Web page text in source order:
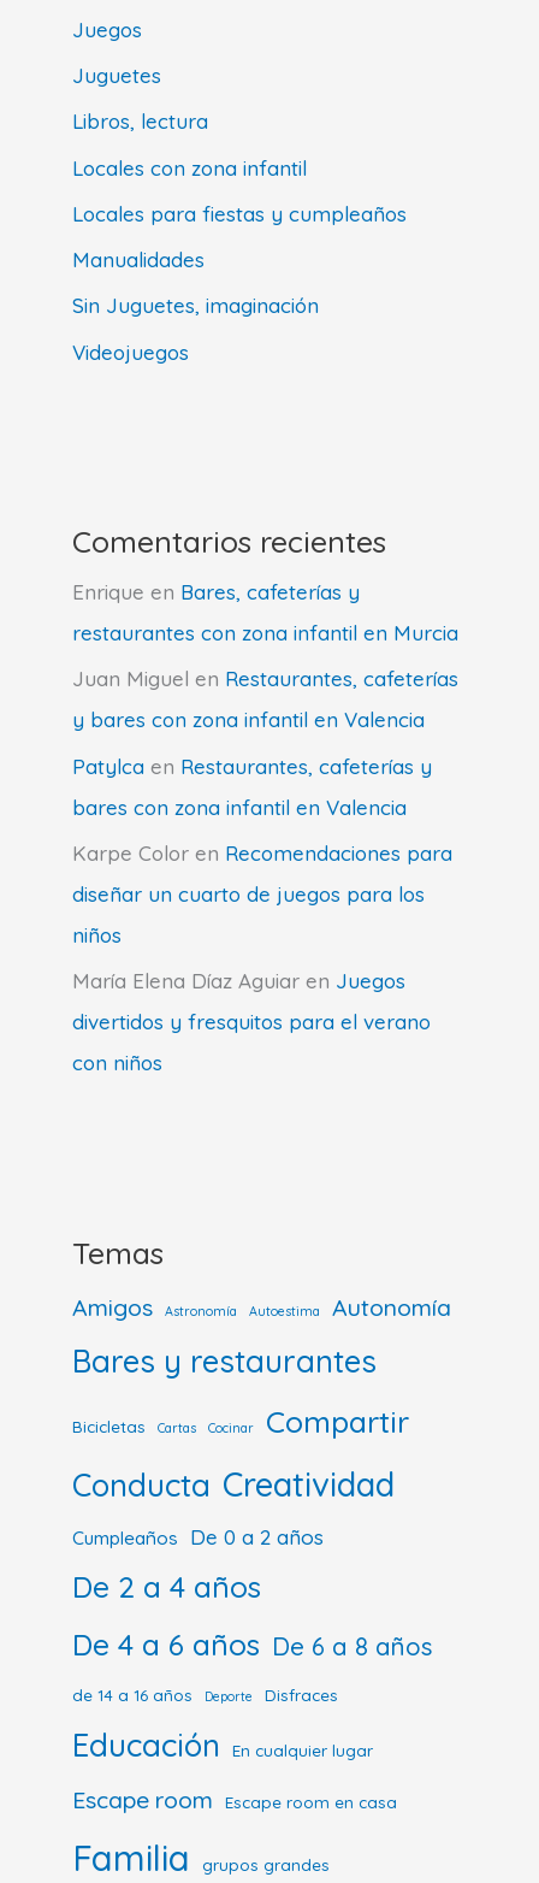
Juegos
Juguetes
Libros, lectura
Locales con zona infantil
Locales para fiestas y cumpleaños
Manualidades
Sin Juguetes, imaginación
Videojuegos
Comentarios recientes
Enrique en Bares, cafeterías y
restaurantes con zona infantil en Murcia
Juan Miguel en Restaurantes, cafeterías
y bares con zona infantil en Valencia
Patylca en Restaurantes, cafeterías y
bares con zona infantil en Valencia
Karpe Color en Recomendaciones para
diseñar un cuarto de juegos para los
niños
María Elena Díaz Aguiar en Juegos
divertidos y fresquitos para el verano
con niños
Temas
Amigos Astronomía Autoestima Autonomía
Bares y restaurantes
Bicicletas Cartas Cocinar Compartir
Conducta Creatividad
Cumpleaños De 0 a 2 años
De 2 a 4 años
De 4 a 6 años De 6 a 8 años
de 14 a 16 años Deporte Disfraces
Educación En cualquier lugar
Escape room Escape room en casa
Familia grupos grandes